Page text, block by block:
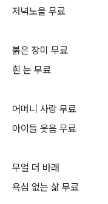
저녁노을 무료
붉은 장미 무료
흰 눈 무료
어머니 사랑 무료
아이들 웃음 무료
무얼 더 바래
욕심 없는 삶 무료